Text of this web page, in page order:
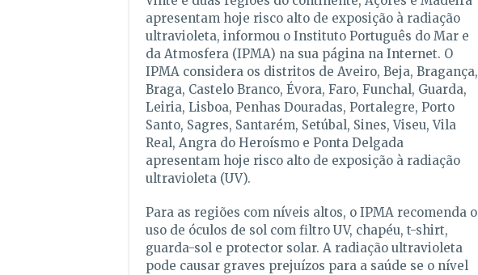
apresentam hoje risco alto de exposição à radiação
ultravioleta, informou o Instituto Português do Mar e
da Atmosfera (IPMA) na sua página na Internet. O
IPMA considera os distritos de Aveiro, Beja, Bragança,
Braga, Castelo Branco, Évora, Faro, Funchal, Guarda,
Leiria, Lisboa, Penhas Douradas, Portalegre, Porto
Santo, Sagres, Santarém, Setúbal, Sines, Viseu, Vila
Real, Angra do Heroísmo e Ponta Delgada
apresentam hoje risco alto de exposição à radiação
ultravioleta (UV).
Para as regiões com níveis altos, o IPMA recomenda o
uso de óculos de sol com filtro UV, chapéu, t-shirt,
guarda-sol e protector solar. A radiação ultravioleta
pode causar graves prejuízos para a saúde se o nível